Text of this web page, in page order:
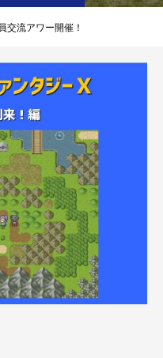
交流アワー開催！